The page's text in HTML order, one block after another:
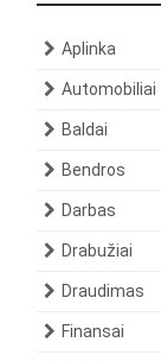
Aplinka
Automobiliai
Baldai
Bendros
Darbas
Drabužiai
Draudimas
Finansai